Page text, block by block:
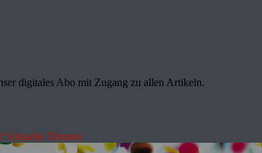
digitales Abo mit Zugang zu allen Artikeln.
Aktuelle Themen